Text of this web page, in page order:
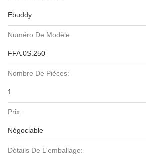
Ebuddy
Numéro De Modèle:
FFA.0S.250
Nombre De Pièces:
1
Prix:
Négociable
Détails De L'emballage: